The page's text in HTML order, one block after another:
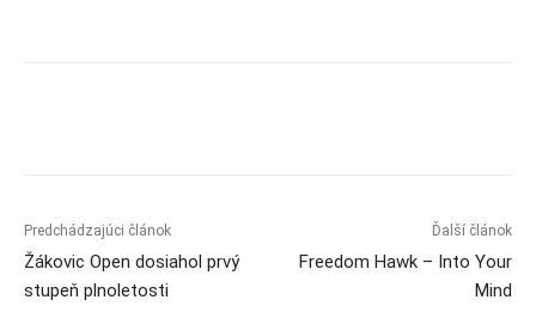
Predchádzajúci článok
Žákovic Open dosiahol prvý
stupeň plnoletosti
Ďalší článok
Freedom Hawk – Into Your
Mind